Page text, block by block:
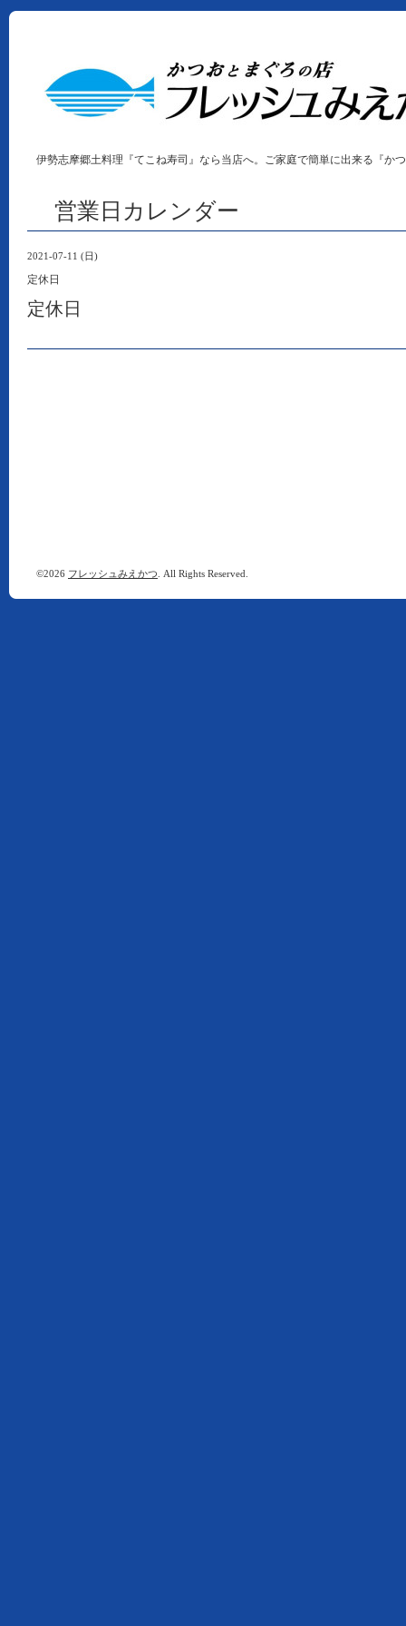
伊勢志摩郷土料理『てこね寿司』なら当店へ。ご家庭で簡単に出来る『か
営業日カレンダー
2021-07-11 (日)
定休日
定休日
©2026 フレッシュみえかつ . All Rights Reserved.